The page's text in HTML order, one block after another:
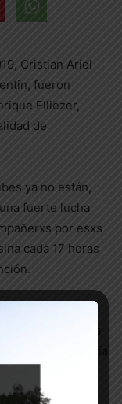
Cristian Ariel
fueron
Elliezer,
de
ya no están,
fuerte lucha
por esxs
cada 17 horas
dolor de la
y compañera
con la alegría